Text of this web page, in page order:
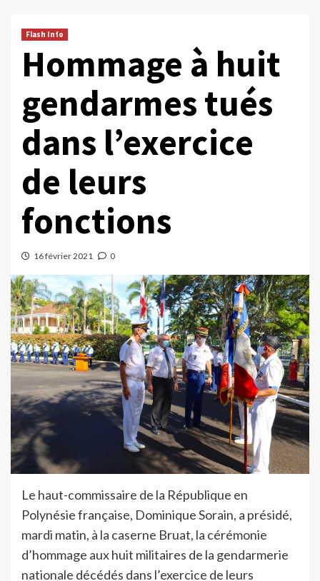
Flash Info
Hommage à huit
gendarmes tués
dans l’exercice
de leurs
fonctions
16 février 2021 0
Le haut-commissaire de la République en
Polynésie française, Dominique Sorain, a présidé,
mardi matin, à la caserne Bruat, la cérémonie
d’hommage aux huit militaires de la gendarmerie
nationale décédés dans l’exercice de leurs